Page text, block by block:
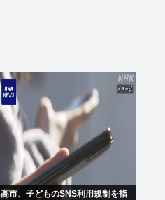
高市、子どものSNS利用規制を指